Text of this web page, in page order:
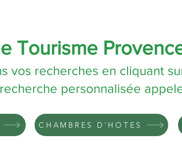
Tourisme
vos recherches en cliquant
personnalisée
CHAMBRES D'HOTES